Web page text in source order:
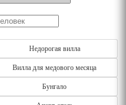
виллы и летние дома
романтического отдыха,
просторные дома
уединённые виллы
собственной
Wi-Fi, парковкой и всеми
или домашними животными,
именно для ваших
Недорогая вилла
Вилла для медового месяца
Бунгало